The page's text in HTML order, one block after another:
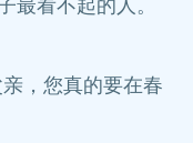
最看不起的人。
，您真的要在春